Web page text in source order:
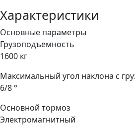
Характеристики
Основные параметры
Грузоподъемность
1600 кг
Максимальный угол наклона с
6/8 °
Основной тормоз
Электромагнитный